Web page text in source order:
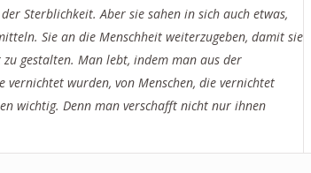
Sterblichkeit. Aber sie sahen in sich auch etwas,
Sie an die Menschheit weiterzugeben, damit sie
gestalten. Man lebt, indem man aus der
wurden, von Menschen, die vernichtet
wichtig. Denn man verschafft nicht nur ihnen